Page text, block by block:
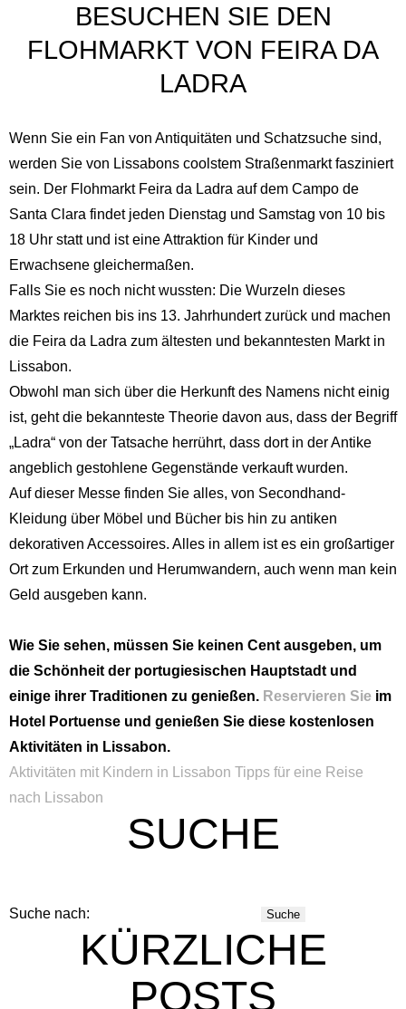
BESUCHEN SIE DEN
FLOHMARKT VON FEIRA DA
LADRA
Wenn Sie ein Fan von Antiquitäten und Schatzsuche sind,
werden Sie von Lissabons coolstem Straßenmarkt fasziniert
sein. Der Flohmarkt Feira da Ladra auf dem Campo de
Santa Clara findet jeden Dienstag und Samstag von 10 bis
18 Uhr statt und ist eine Attraktion für Kinder und
Erwachsene gleichermaßen.
Falls Sie es noch nicht wussten: Die Wurzeln dieses
Marktes reichen bis ins 13. Jahrhundert zurück und machen
die Feira da Ladra zum ältesten und bekanntesten Markt in
Lissabon.
Obwohl man sich über die Herkunft des Namens nicht einig
ist, geht die bekannteste Theorie davon aus, dass der Begriff
„Ladra“ von der Tatsache herrührt, dass dort in der Antike
angeblich gestohlene Gegenstände verkauft wurden.
Auf dieser Messe finden Sie alles, von Secondhand-
Kleidung über Möbel und Bücher bis hin zu antiken
dekorativen Accessoires. Alles in allem ist es ein großartiger
Ort zum Erkunden und Herumwandern, auch wenn man kein
Geld ausgeben kann.
Wie Sie sehen, müssen Sie keinen Cent ausgeben, um
die Schönheit der portugiesischen Hauptstadt und
einige ihrer Traditionen zu genießen. Reservieren Sie im
Hotel Portuense und genießen Sie diese kostenlosen
Aktivitäten in Lissabon.
Aktivitäten mit Kindern in Lissabon Tipps für eine Reise
nach Lissabon
SUCHE
Suche nach:
KÜRZLICHE
POSTS